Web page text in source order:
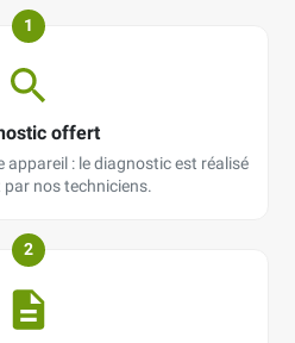
1
offert
: le diagnostic est réalisé
nos techniciens.
2